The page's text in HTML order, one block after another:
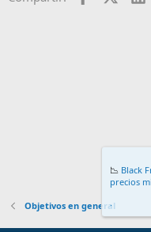
Objetivos en general
📉 Black
precios
.